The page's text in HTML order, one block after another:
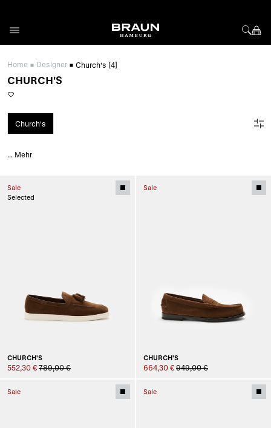
Home Designer Church's [4]
CHURCH'S
Church's
... Mehr
Sale
Selected
CHURCH'S
552,30 € 789,00 €
Sale
CHURCH'S
664,30 € 949,00 €
Sale Sale